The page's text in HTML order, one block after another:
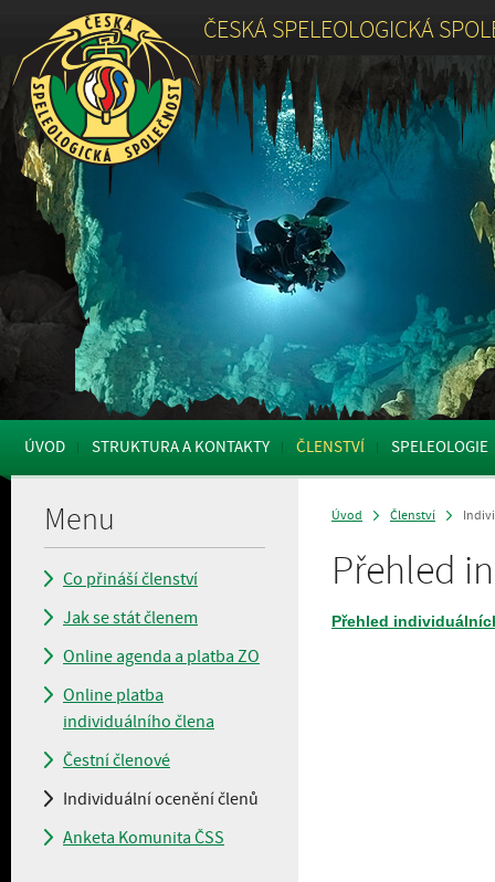
ČESKÁ SPELEOLOGICKÁ
ÚVOD STRUKTURA A KONTAKTY ČLENSTVÍ SPELEOLOGIE
Menu
Co přináší členství
Jak se stát členem
Online agenda a platba ZO
Online platba
individuálního člena
Čestní členové
Individuální ocenění členů
Anketa Komunita ČSS
Úvod Členství
Přehled
Přehled